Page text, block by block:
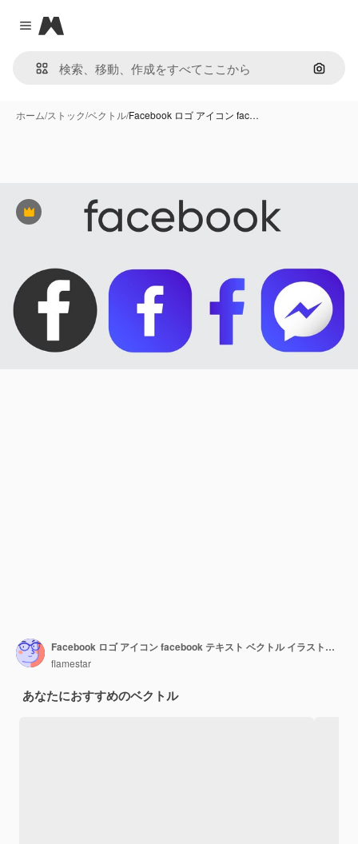
Close menu
Magnific
画像で
ホーム/ストック/ベクトル/Facebook ロゴ アイコン fac…
Premium
Facebook ロゴ アイコン facebook テキスト ベクトル イラスト白背景に。
flamestar
あなたにおすすめのベクトル